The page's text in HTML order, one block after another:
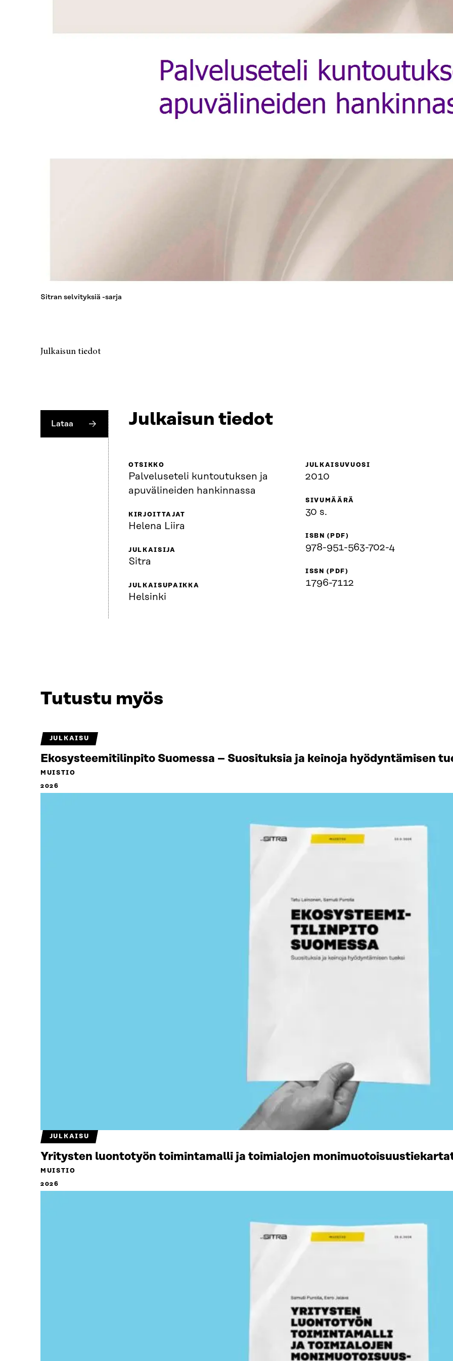
Sitran selvityksiä -sarja
Julkaisun tiedot
Lataa Julkaisun tiedot
OTSIKKO
Palveluseteli kuntoutuksen ja
apuvälineiden hankinnassa
KIRJOITTAJAT
Helena Liira
JULKAISIJA
Sitra
JULKAISUPAIKKA
Helsinki
JULKAISUVUOSI
2010
SIVUMÄÄRÄ
30 s.
ISBN (PDF)
978-951-563-702-4
ISSN (PDF)
1796-7112
Tutustu myös
JULKAISU
Ekosysteemitilinpito Suomessa – Suosituksia ja keinoja hyödyntämisen
MUISTIO
2026
JULKAISU
Yritysten luontotyön toimintamalli ja toimialojen
MUISTIO
2026